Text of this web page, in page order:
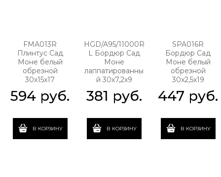
FMA013R
Плинтус Сад
Моне белый
обрезной
30х15х17
594 руб.
В КОРЗИНУ
HGD/A95/11000R
L Бордюр Сад
Моне
лаппатированны
й 30х7,2х9
381 руб.
В КОРЗИНУ
SPA016R
Бордюр Сад
Моне белый
обрезной
30х2,5х19
447 руб.
В КОРЗИНУ